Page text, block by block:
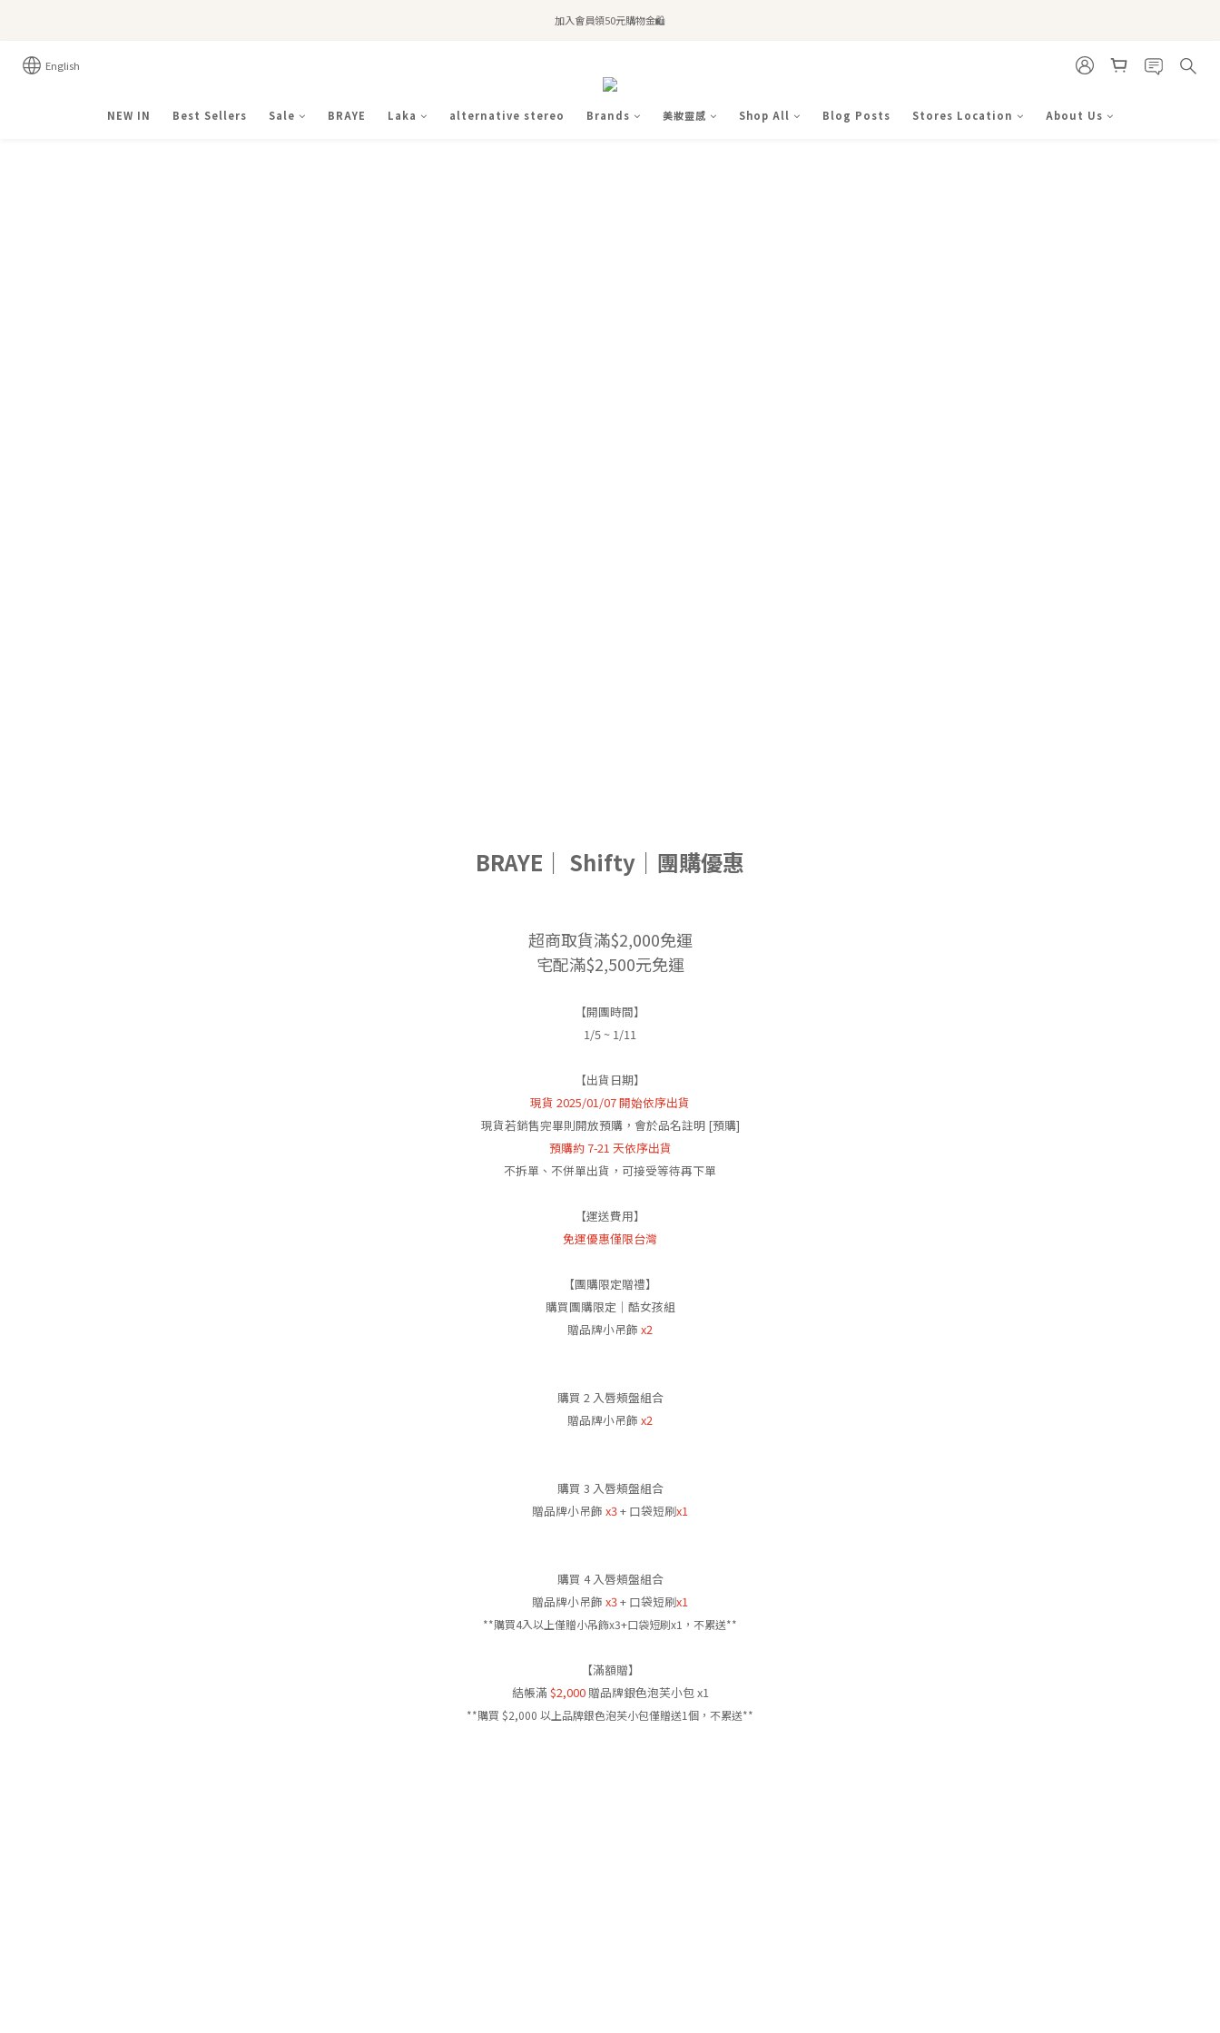
全站滿$2,500免運｜6/30前 含新品滿$1,300超取免運
加入會員領50元購物金🛍️
English
NEW IN Best Sellers Sale BRAYE Laka alternative stereo Brands 美妝靈感 Shop All Blog Posts Stores Location About Us
BRAYE｜ Shifty｜團購優惠
超商取貨滿$2,000免運
宅配滿$2,500元免運
【開團時間】
1/5 ~ 1/11
【出貨日期】
現貨 2025/01/07 開始依序出貨
現貨若銷售完畢則開放預購，會於品名註明 [預購]
預購約 7-21 天依序出貨
不拆單、不併單出貨，可接受等待再下單
【運送費用】
免運優惠僅限台灣
【團購限定贈禮】
購買團購限定｜酷女孩組
贈品牌小吊飾 x2
購買 2 入唇頰盤組合
贈品牌小吊飾 x2
購買 3 入唇頰盤組合
贈品牌小吊飾 x3+ 口袋短刷x1
購買 4 入唇頰盤組合
贈品牌小吊飾 x3+ 口袋短刷x1
**購買4入以上僅贈小吊飾x3+口袋短刷x1，不累送**
【滿額贈】
結帳滿 $2,000贈品牌銀色泡芙小包 x1
**購買 $2,000 以上品牌銀色泡芙小包僅贈送1個，不累送**